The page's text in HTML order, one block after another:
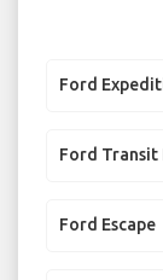
Ford
Ford Transit
Ford Escape